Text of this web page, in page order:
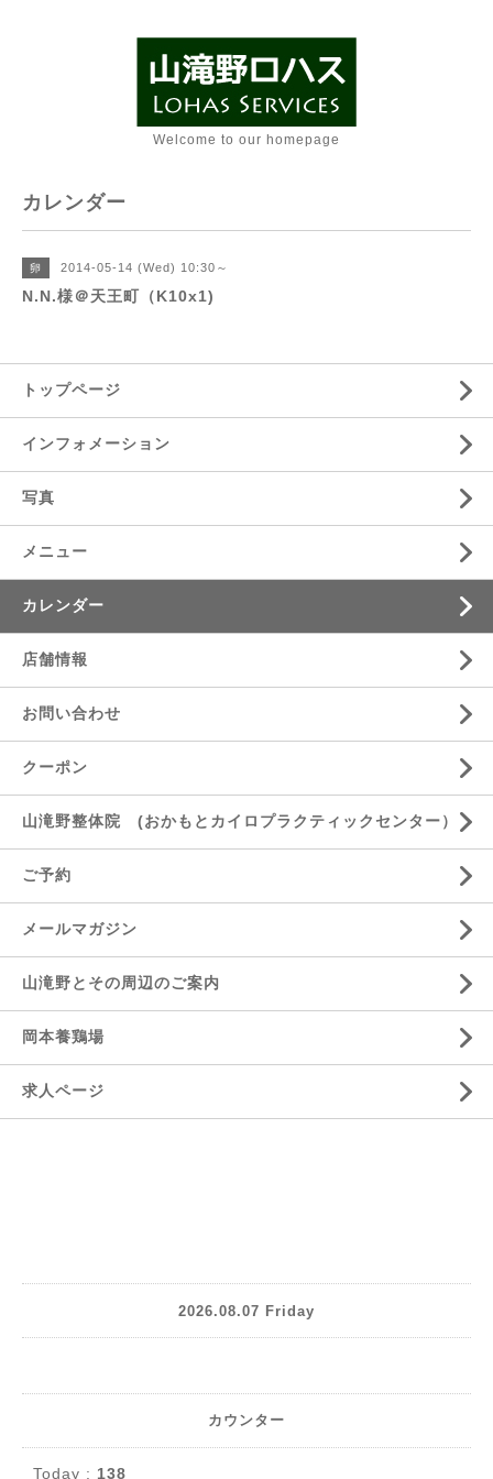
Welcome to our homepage
カレンダー
卵 2014-05-14 (Wed) 10:30～
N.N.様＠天王町（K10x1)
トップページ
インフォメーション
写真
メニュー
カレンダー
店舗情報
お問い合わせ
クーポン
山滝野整体院 (おかもとカイロプラクティックセンター）
ご予約
メールマガジン
山滝野とその周辺のご案内
岡本養鶏場
求人ページ
2026.08.07 Friday
カウンター
Today : 138